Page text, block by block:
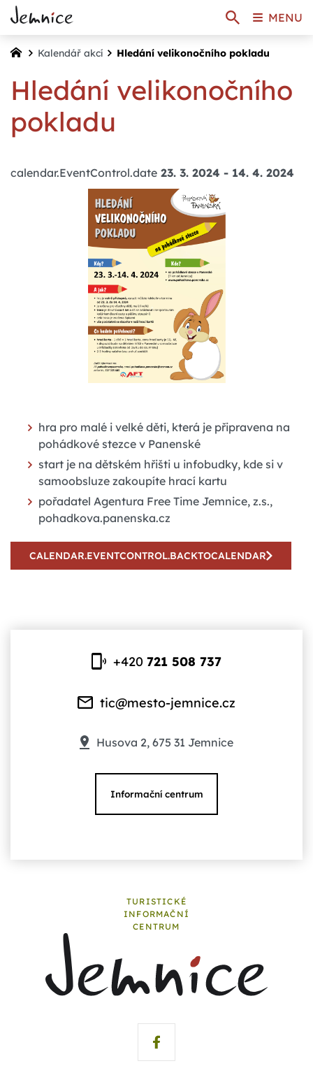
Kalendář akcí Hledání velikonočního pokladu
Hledání velikonočního
pokladu
calendar.EventControl.date 23. 3. 2024 - 14. 4. 2024
hra pro malé i velké děti, která je připravena na
pohádkové stezce v Panenské
start je na dětském hřišti u infobudky, kde si v
samoobsluze zakoupíte hrací kartu
pořadatel Agentura Free Time Jemnice, z.s.,
pohadkova.panenska.cz
CALENDAR.EVENTCONTROL.BACKTOCALENDAR
+420721 508 737
tic@mesto-jemnice.cz
Husova 2, 675 31 Jemnice
Informační centrum
TURISTICKÉ
INFORMAČNÍ
CENTRUM
MENU